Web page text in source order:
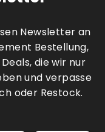
Newsletter an
Bestellung,
die wir nur
und verpasse
oder Restock.